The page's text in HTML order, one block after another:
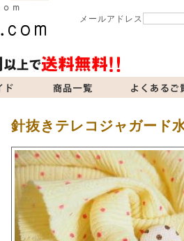
メールアドレス
当サイトについて お問い合わせ
針抜きテレコジャガード